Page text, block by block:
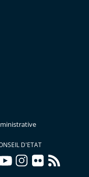
D'ETAT
instagram
flickr rss